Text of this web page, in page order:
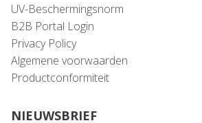
UV-Beschermingsnorm
B2B Portal Login
Privacy Policy
Algemene voorwaarden
Productconformiteit
NIEUWSBRIEF